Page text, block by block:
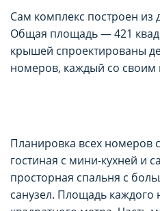
Сам комплекс построен из
Общая площадь — 421
крышей спроектированы
номеров, каждый со своим
Планировка всех номеров
гостиная с мини-кухней и
просторная спальня с
санузел. Площадь каждого